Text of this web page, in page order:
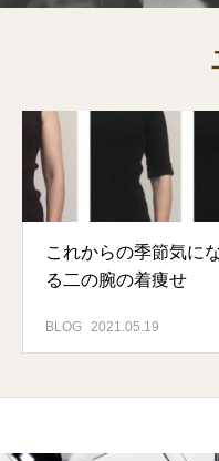
これからの季節気に
る二の腕の着痩せ
BLOG 2021.05.19